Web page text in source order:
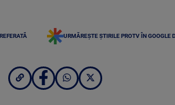
URMĂREȘTE ȘTIRILE PROTV ÎN GOOGLE